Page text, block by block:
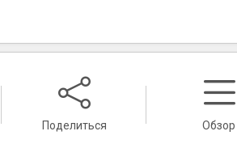
Поделиться Обзор